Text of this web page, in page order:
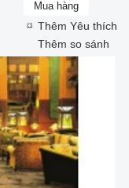
Thêm Yêu thích
Thêm so sánh